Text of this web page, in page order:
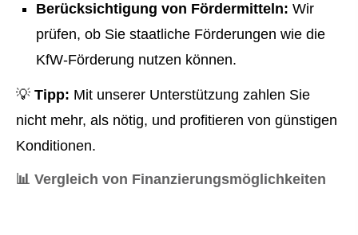
Berücksichtigung von Fördermitteln: Wir
prüfen, ob Sie staatliche Förderungen wie die
KfW-Förderung nutzen können.
💡 Tipp: Mit unserer Unterstützung zahlen Sie
nicht mehr, als nötig, und profitieren von günstigen
Konditionen.
📊 Vergleich von Finanzierungsmöglichkeiten